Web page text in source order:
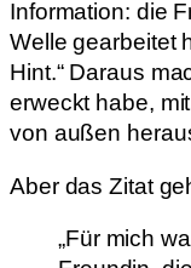
Information: die
Welle gearbeitet
Hint.“ Daraus
erweckt habe,
von außen
Aber das Zitat
„Für mich